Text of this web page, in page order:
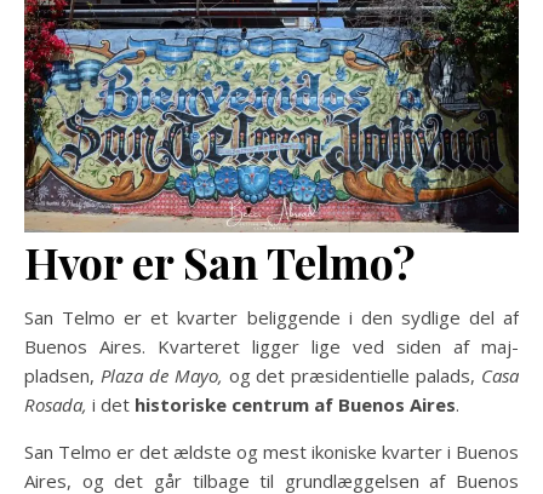
Hvor er San Telmo?
San Telmo er et kvarter beliggende i den sydlige del af
Buenos Aires. Kvarteret ligger lige ved siden af maj-
pladsen, Plaza de Mayo, og det præsidentielle palads, Casa
Rosada, i det historiske centrum af Buenos Aires.
San Telmo er det ældste og mest ikoniske kvarter i Buenos
Aires, og det går tilbage til grundlæggelsen af Buenos